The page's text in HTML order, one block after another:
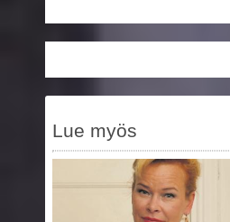
Lue myös